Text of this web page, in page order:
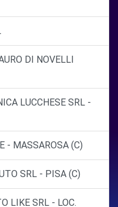
DI NOVELLI
LUCCHESE SRL -
- MASSAROSA (C)
SRL - PISA (C)
LIKE SRL - LOC.